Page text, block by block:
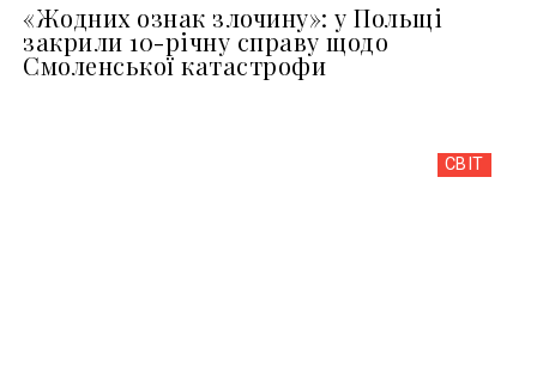
«Жодних ознак злочину»: у Польщі
закрили 10-річну справу щодо
Смоленської катастрофи
СВІТ